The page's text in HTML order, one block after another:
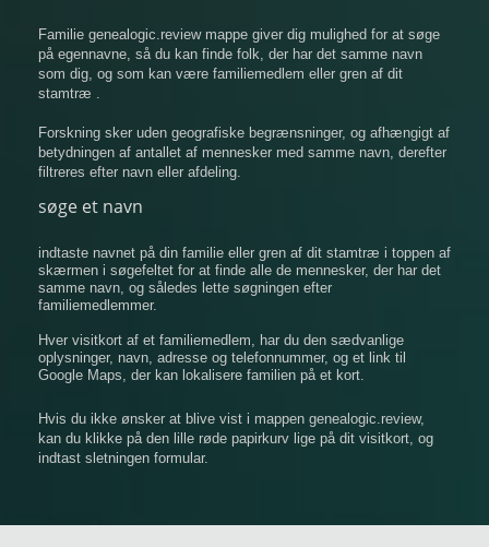
Familie genealogic.review mappe giver dig mulighed for at søge
på egennavne, så du kan finde folk, der har det samme navn
som dig, og som kan være familiemedlem eller gren af ​​dit
stamtræ .
Forskning sker uden geografiske begrænsninger, og afhængigt af
betydningen af ​​antallet af mennesker med samme navn, derefter
filtreres efter navn eller afdeling.
søge et navn
indtaste navnet på din familie eller gren af ​​dit stamtræ i toppen af
​​skærmen i søgefeltet for at finde alle de mennesker, der har det
samme navn, og således lette søgningen efter
familiemedlemmer.
Hver visitkort af et familiemedlem, har du den sædvanlige
oplysninger, navn, adresse og telefonnummer, og et link til
Google Maps, der kan lokalisere familien på et kort.
Hvis du ikke ønsker at blive vist i mappen genealogic.review,
kan du klikke på den lille røde papirkurv lige på dit visitkort, og
indtast sletningen formular.